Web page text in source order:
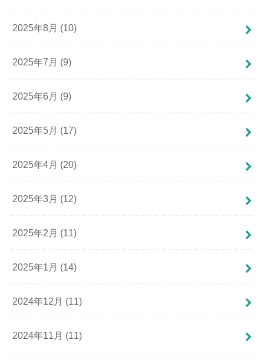
2025年8月 (10)
2025年7月 (9)
2025年6月 (9)
2025年5月 (17)
2025年4月 (20)
2025年3月 (12)
2025年2月 (11)
2025年1月 (14)
2024年12月 (11)
2024年11月 (11)